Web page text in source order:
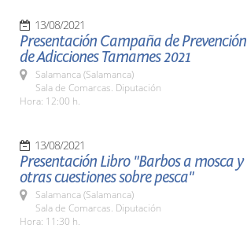
13/08/2021
Presentación Campaña de Prevención
de Adicciones Tamames 2021
Salamanca (Salamanca)
Sala de Comarcas. Diputación
Hora: 12:00 h.
13/08/2021
Presentación Libro "Barbos a mosca y
otras cuestiones sobre pesca"
Salamanca (Salamanca)
Sala de Comarcas. Diputación
Hora: 11:30 h.